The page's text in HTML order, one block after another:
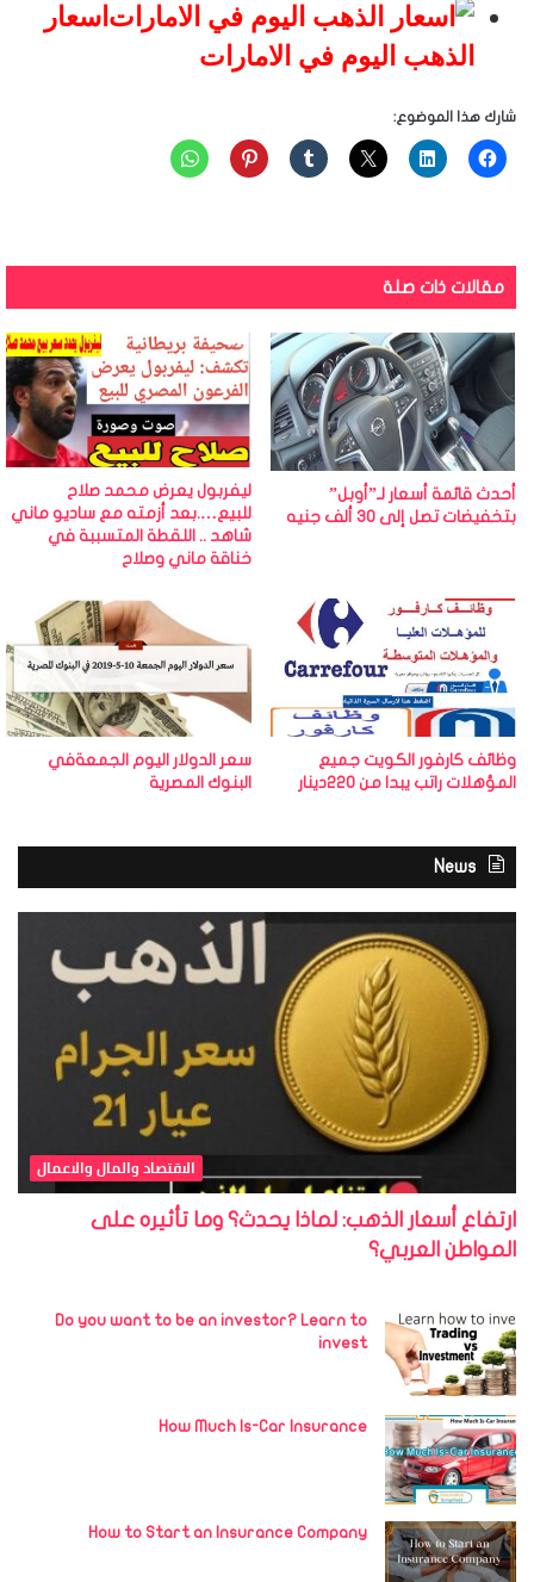
اسعار
الذهب اليوم في الامارات
شارك هذا الموضوع:
مقالات ذات صلة
أحدث قائمة أسعار لـ”أوبل”
بتخفيضات تصل إلى 30 ألف جنيه
ليفربول يعرض محمد صلاح
للبيع….بعد أزمته مع ساديو ماني
شاهد .. اللقطة المتسببة في
خناقة ماني وصلاح
وظائف كارفور الكويت جميع
المؤهلات راتب يبدا من 220دينار
سعر الدولار اليوم الجمعةفي
البنوك المصرية
News
الاقتصاد والمال والاعمال
ارتفاع أسعار الذهب: لماذا يحدث؟ وما تأثيره على
المواطن العربي؟
Do you want to be an investor? Learn to
invest
How Much Is-Car Insurance
How to Start an Insurance Company